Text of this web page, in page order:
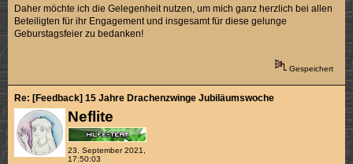
Daher möchte ich die Gelegenheit nutzen, um mich ganz herzlich bei allen
Beteiligten für ihr Engagement und insgesamt für diese gelunge
Geburstagsfeier zu bedanken!
Gespeichert
Neflite
23. September 2021,
17:50:03
Re: [Feedback] 15 Jahre Drachenzwinge Jubiläumswoche